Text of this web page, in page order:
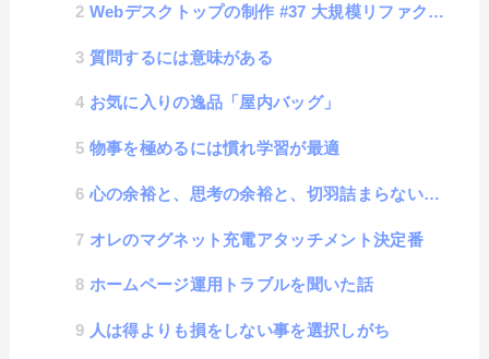
Webデスクトップの制作 #37 大規模リファクタリング
質問するには意味がある
お気に入りの逸品「屋内バッグ」
物事を極めるには慣れ学習が最適
心の余裕と、思考の余裕と、切羽詰まらない余裕の考え方
オレのマグネット充電アタッチメント決定番
ホームページ運用トラブルを聞いた話
人は得よりも損をしない事を選択しがち